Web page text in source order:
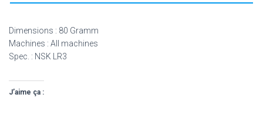
Dimensions : 80 Gramm
Machines : All machines
Spec. : NSK LR3
J’aime ça :